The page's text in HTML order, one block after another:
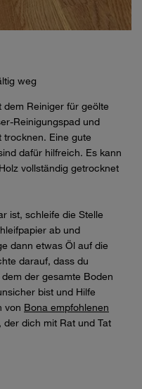
weg
Reiniger für geölte
Reinigungspad und
Eine gute
dafür hilfreich. Es kann
vollständig getrocknet
ist, schleife die Stelle
ab und
dann etwas Öl auf die
darauf, dass du
der gesamte Boden
bist und Hilfe
von Bona empfohlenen
der dich mit Rat und Tat